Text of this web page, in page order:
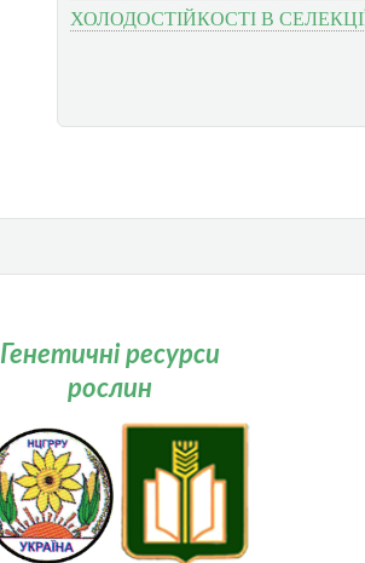
ХОЛОДОСТІЙКОСТІ В
Генетичні ресурси
рослин